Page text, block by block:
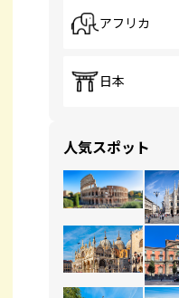
アフリカ
日本
人気スポット